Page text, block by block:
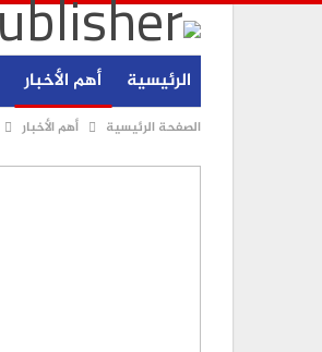
الرئيسية أهم الأخبار
الصفحة الرئيسية أهم الأخبار